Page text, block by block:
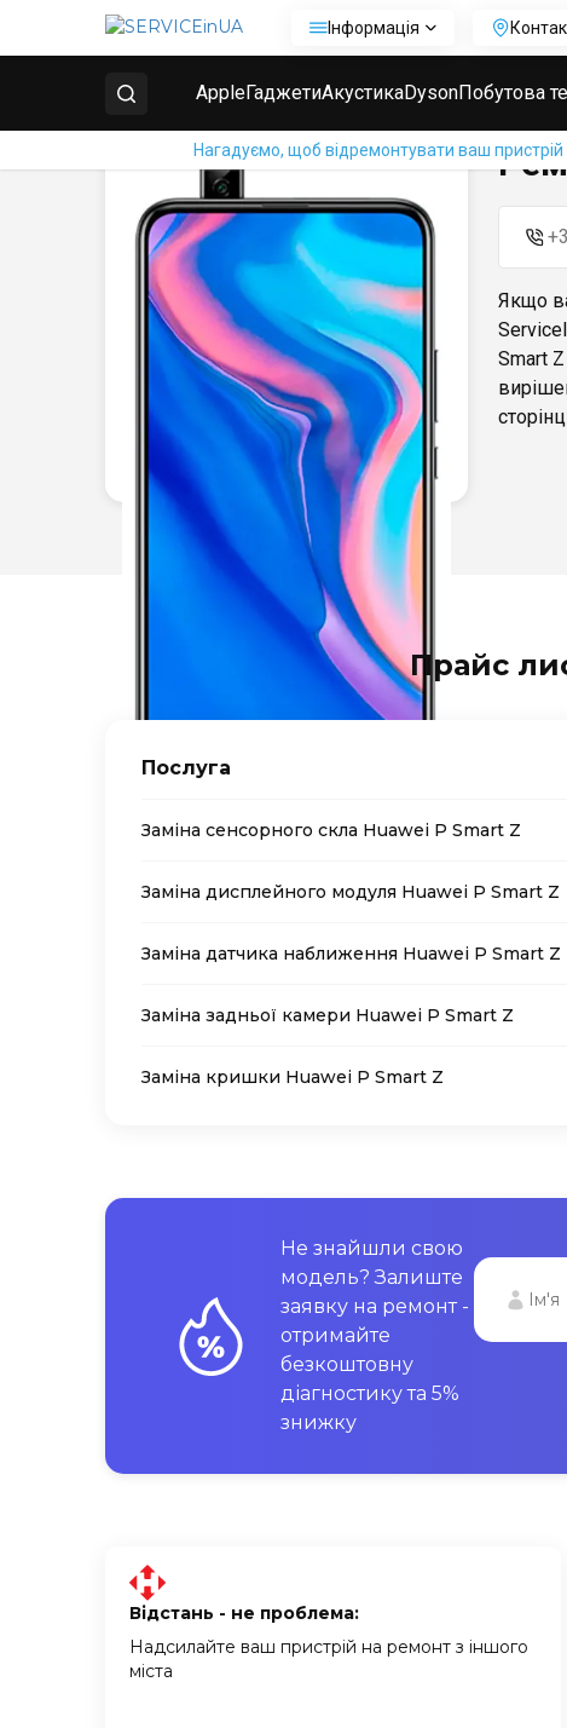
Інформація
AppleГаджетиАкустикаDysonПобутова
Нагадуємо, щоб відремонтувати ваш пристрій
Головна Ремонт телефонів Huawei Ремонт Huawei P
Якщо
Smart
Прайс
Послуга
Заміна сенсорного скла Huawei P Smart Z
Заміна дисплейного модуля Huawei P Smart Z
Заміна датчика наближення Huawei P Smart Z
Заміна задньої камери Huawei P Smart Z
Заміна кришки Huawei P Smart Z
Не знайшли свою
модель? Залиште
заявку на ремонт -
отримайте
безкоштовну
діагностику та 5%
знижку
Відстань - не проблема:
Надсилайте ваш пристрій на ремонт з іншого
міста